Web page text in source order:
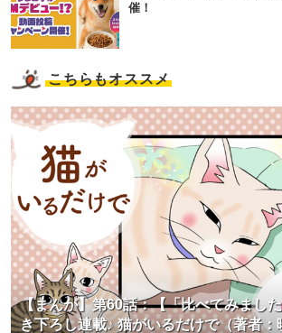
催！
こちらもオススメ
【まんが】第60話：【「比べてみまし
き下ろし連載♪ 猫がいるだけで（著者：